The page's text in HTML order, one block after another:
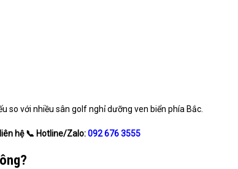
so với nhiều sân golf nghỉ dưỡng ven biển phía Bắc.
hệ📞 Hotline/Zalo:092 676 3555